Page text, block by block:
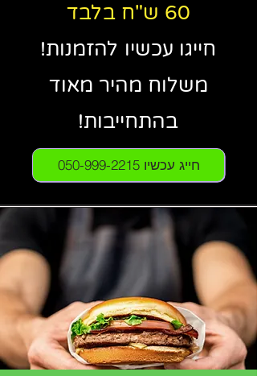
60 ש"ח בלבד
חייגו עכשיו להזמנות!
משלוח מהיר מאוד
בהתחייבות!
חייג עכשיו 050-999-2215